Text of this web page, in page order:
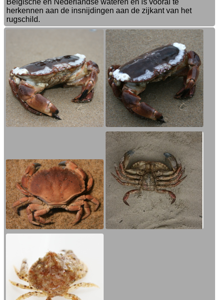
Belgische en Nederlandse wateren en is vooral te
herkennen aan de insnijdingen aan de zijkant van het
rugschild.